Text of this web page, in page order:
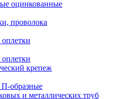
оцинкованные
проволока
крепеж
образные
и металлических труб